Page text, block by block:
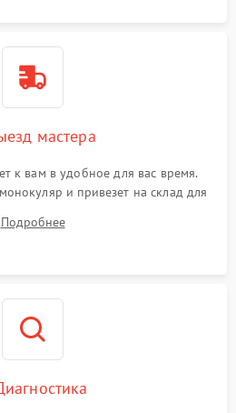
мастера
к вам в удобное для вас время.
и привезет на склад для
Подробнее